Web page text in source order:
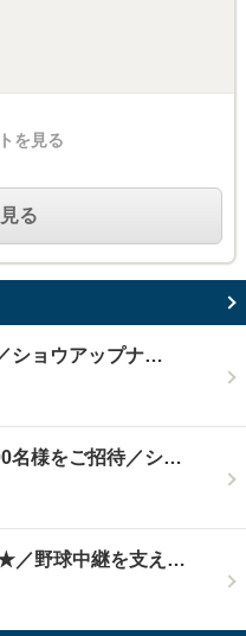
を見る
る
ショウアップナ…
名様をご招待／シ…
／野球中継を支え…